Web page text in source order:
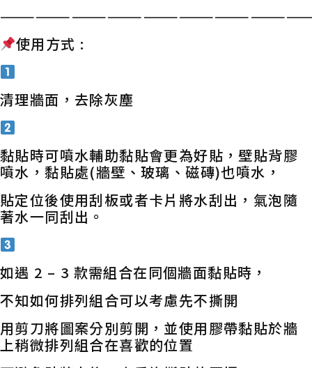
使用方式 :
清理牆面，去除灰塵
黏貼時可噴水輔助黏貼會更為好貼，壁貼背膠
噴水，黏貼處(牆壁、玻璃、磁磚)也噴水，
貼定位後使用刮板或者卡片將水刮出，氣泡隨
著水一同刮出。
如遇 2 – 3 款需組合在同個牆面黏貼時，
不知如何排列組合可以考慮先不撕開
用剪刀將圖案分別剪開，並使用膠帶黏貼於牆
上稍微排列組合在喜歡的位置